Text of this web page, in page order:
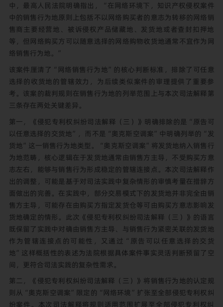
中，最高人民法院明确指出，“在网络环境下，知识产权侵权案件
中的销售行为地原则上包括不以网络购买者的意志为转移的网络销
售商主要经营地、被诉侵权产品储藏地、发货地或者查封扣押地
等，但网络购买方可以随意选择的网络购物收货地通常不宜作为网
络销售行为地。”
该案件厘清了“网络销售行为地”的核心判断标准，排除了可任意
选择的收货地的管辖效力，为后续类似案件的审理提供了重要参
考。该案的裁判规则在销售行为地的列举范围上与本次司法解释第
三条存在两处关键差异。
第一，《侵犯专利权纠纷司法解释（三）》明确排除的是“原告可
以任意选择的交货地”，而不是“奥克斯空调案”中明确列举的“发
货地”这一销售行为地类型。“奥克斯空调案”将发货地纳入销售行
为地范畴，核心逻辑在于发货地通常由销售方主导，不受购买方意
志左右，能够与销售行为形成稳定的管辖连接点。本次司法解释作
出的调整，可能是基于对司法实践中复杂情形的审慎考量在措辞方
面做出的完善。在实践中，部分交易模式下的发货地并非完全由销
售方主导，可能存在由购买方指定发货仓等可由购买方意志影响发
货地确定的情形。此次《侵犯专利权纠纷司法解释（三）》的语言
既保留了实践中对确由销售方主导、与销售行为紧密关联的发货地
作为管辖连接点的可能性，又通过“原告可以任意选择的交货
地”这样概括性的表述为法院根据具体案件事实灵活判断预留了空
间，更符合司法实践的复杂性需求。
第二，《侵犯专利权纠纷司法解释（三）》将销售行为地的认定规
则从“奥克斯空调案”限定的“网络环境”扩张至全部侵犯专利权纠
纷案件。本次司法解释将规则适用范围扩展至全部侵犯专利权纠